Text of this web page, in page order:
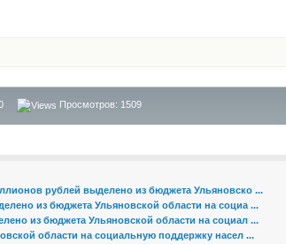
Просмотров: 1509
рублей выделено из бюджета Ульяновско ...
из бюджета Ульяновской области на социа ...
из бюджета Ульяновской области на социал ...
области на социальную поддержку насел ...